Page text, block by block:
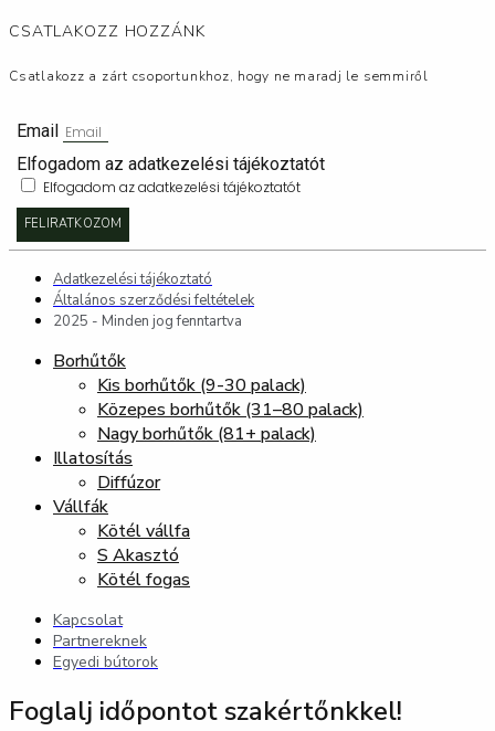
CSATLAKOZZ HOZZÁNK
Csatlakozz a zárt csoportunkhoz, hogy ne maradj le semmiről
Email
Elfogadom az adatkezelési tájékoztatót
Elfogadom az adatkezelési tájékoztatót
FELIRATKOZOM
Adatkezelési tájékoztató
Általános szerződési feltételek
2025 - Minden jog fenntartva
Borhűtők
Kis borhűtők (9-30 palack)
Közepes borhűtők (31–80 palack)
Nagy borhűtők (81+ palack)
Illatosítás
Diffúzor
Vállfák
Kötél vállfa
S Akasztó
Kötél fogas
Kapcsolat
Partnereknek
Egyedi bútorok
Foglalj időpontot szakértőnkkel!